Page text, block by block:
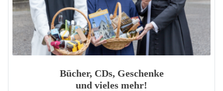
Bücher, CDs, Geschenke
und vieles mehr!